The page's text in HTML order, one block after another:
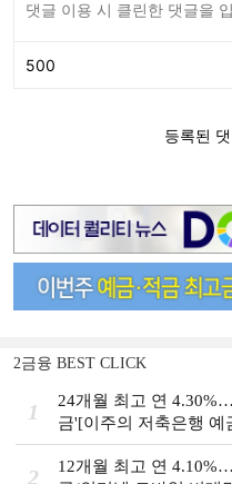
2금융 BEST CLICK
1
24개월 최고 연
금'[이주의 저축은행 예
2
12개월 최고 연